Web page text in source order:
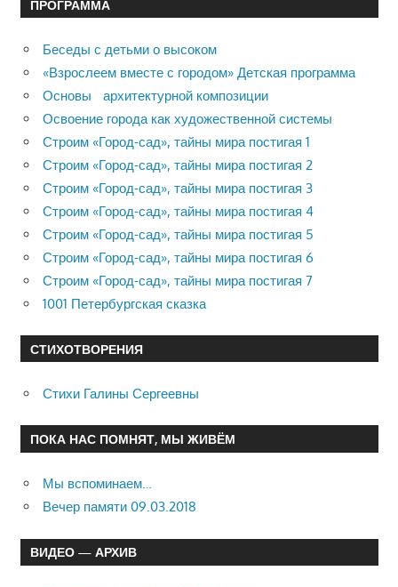
ПРОГРАММА
Беседы с детьми о высоком
«Взрослеем вместе с городом» Детская программа
Основы архитектурной композиции
Освоение города как художественной системы
Строим «Город-сад», тайны мира постигая 1
Строим «Город-сад», тайны мира постигая 2
Строим «Город-сад», тайны мира постигая 3
Строим «Город-сад», тайны мира постигая 4
Строим «Город-сад», тайны мира постигая 5
Строим «Город-сад», тайны мира постигая 6
Строим «Город-сад», тайны мира постигая 7
1001 Петербургская сказка
СТИХОТВОРЕНИЯ
Стихи Галины Сергеевны
ПОКА НАС ПОМНЯТ, МЫ ЖИВЁМ
Мы вспоминаем…
Вечер памяти 09.03.2018
ВИДЕО — АРХИВ